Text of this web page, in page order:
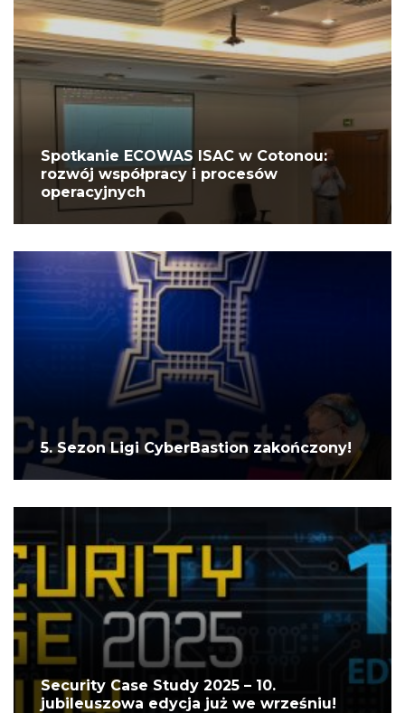
Spotkanie ECOWAS ISAC w Cotonou:
rozwój współpracy i procesów
operacyjnych
5. Sezon Ligi CyberBastion zakończony!
Security Case Study 2025 – 10.
jubileuszowa edycja już we wrześniu!